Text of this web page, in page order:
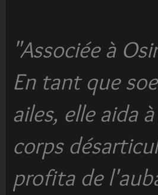
"Associée à
En tant que
ailes, elle aida
corps
profita de